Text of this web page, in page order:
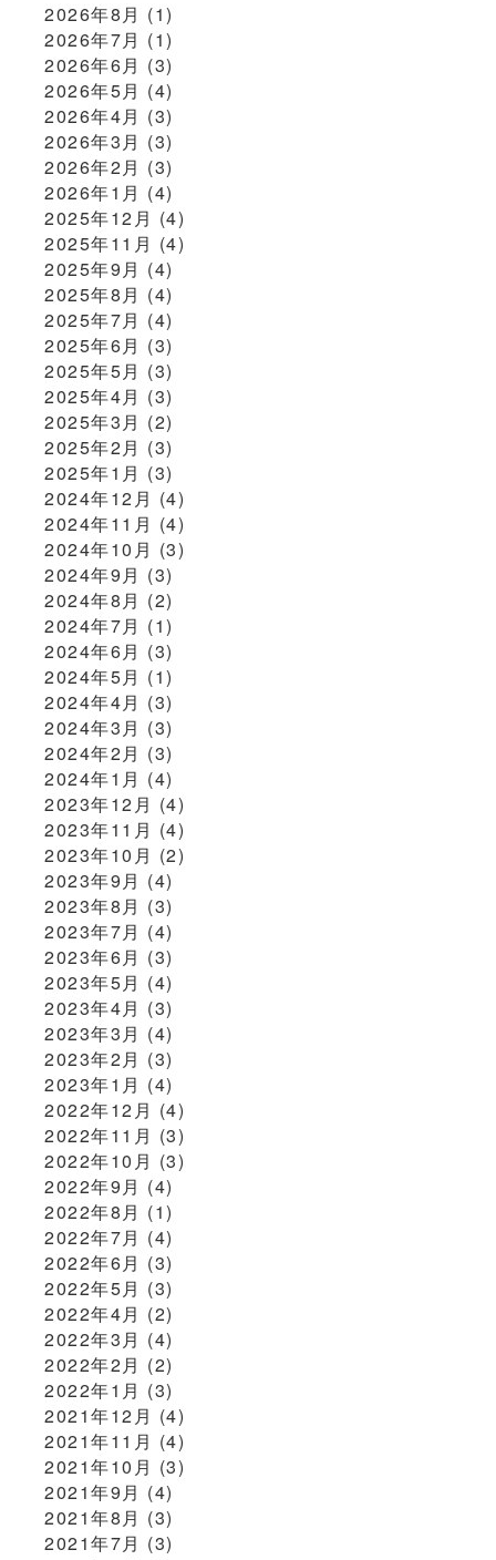
2026年8月 (1)
2026年7月 (1)
2026年6月 (3)
2026年5月 (4)
2026年4月 (3)
2026年3月 (3)
2026年2月 (3)
2026年1月 (4)
2025年12月 (4)
2025年11月 (4)
2025年9月 (4)
2025年8月 (4)
2025年7月 (4)
2025年6月 (3)
2025年5月 (3)
2025年4月 (3)
2025年3月 (2)
2025年2月 (3)
2025年1月 (3)
2024年12月 (4)
2024年11月 (4)
2024年10月 (3)
2024年9月 (3)
2024年8月 (2)
2024年7月 (1)
2024年6月 (3)
2024年5月 (1)
2024年4月 (3)
2024年3月 (3)
2024年2月 (3)
2024年1月 (4)
2023年12月 (4)
2023年11月 (4)
2023年10月 (2)
2023年9月 (4)
2023年8月 (3)
2023年7月 (4)
2023年6月 (3)
2023年5月 (4)
2023年4月 (3)
2023年3月 (4)
2023年2月 (3)
2023年1月 (4)
2022年12月 (4)
2022年11月 (3)
2022年10月 (3)
2022年9月 (4)
2022年8月 (1)
2022年7月 (4)
2022年6月 (3)
2022年5月 (3)
2022年4月 (2)
2022年3月 (4)
2022年2月 (2)
2022年1月 (3)
2021年12月 (4)
2021年11月 (4)
2021年10月 (3)
2021年9月 (4)
2021年8月 (3)
2021年7月 (3)